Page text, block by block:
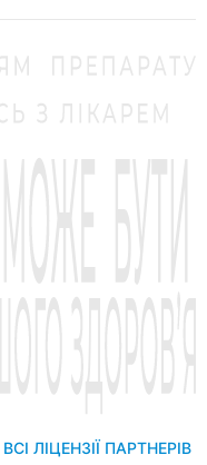
ВСІ ЛІЦЕНЗІЇ ПАРТНЕРІВ